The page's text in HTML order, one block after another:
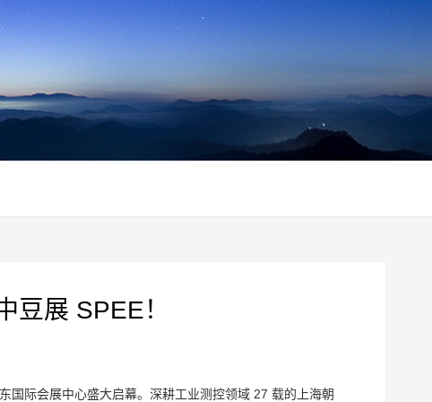
豆展 SPEE！
国际会展中心盛大启幕。深耕工业测控领域 27 载的上海朝